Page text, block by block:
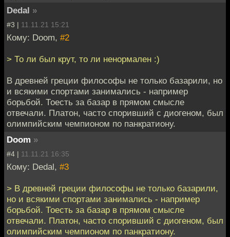
Dedal »
#3 | 11.11.21 15:21
Кому: Doom, #2
> То ли был крут, то ли ненормален :)
В древней греции философы не только базарили, но
и всякими спортами занимались - например
борьбой. Тоесть за базар в прямом смысле
отвечали. Платон, часто споривший с диогеном, был
олимпийским чемпионом по панкратиону.
Doom »
#4 | 11.11.21 16:35
Кому: Dedal, #3
> В древней греции философы не только базарили,
но и всякими спортами занимались - например
борьбой. Тоесть за базар в прямом смысле
отвечали. Платон, часто споривший с диогеном, был
олимпийским чемпионом по панкратиону.